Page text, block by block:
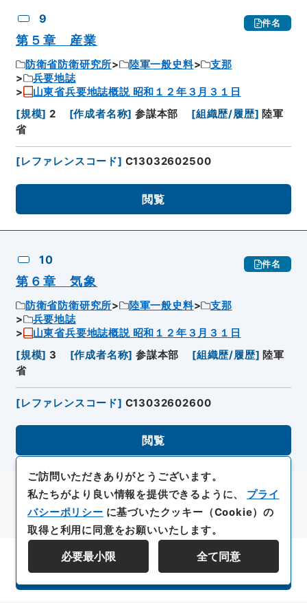
9 件名
第５章 産業
防衛省防衛研究所 陸軍一般史料
支那
兵要地誌
山東省兵要地誌概説 昭和１２年３月３１日
[規模] 2 [作成者名称] 参謀本部 [組織歴/履歴] 陸軍
省
[レファレンスコード] C13032602500
閲覧
10 件名
第６章 気象
防衛省防衛研究所 陸軍一般史料
支那
兵要地誌
山東省兵要地誌概説 昭和１２年３月３１日
[規模] 3 [作成者名称] 参謀本部 [組織歴/履歴] 陸軍
省
[レファレンスコード] C13032602600
閲覧
資料群階層を表示する
ご訪問いただきありがとうございます。
私たちがより良い情報を提供できるように、 プライ
バシーポリシー に基づいたクッキー（Cookie）の
取得と利用に同意をお願いいたします。
必要最小限 全て同意